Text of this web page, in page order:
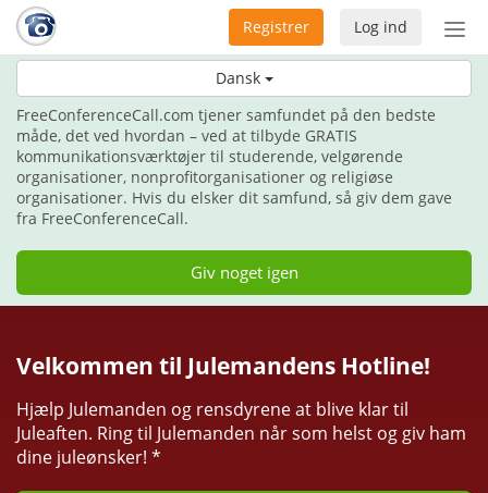
Dansk
Slå
Log ind
Registrer
Her til jul, giv gaven af kommunikation.
FreeConferenceCall.com tjener samfundet på den bedste
måde, det ved hvordan – ved at tilbyde GRATIS
kommunikationsværktøjer til studerende, velgørende
organisationer, nonprofitorganisationer og religiøse
organisationer. Hvis du elsker dit samfund, så giv dem gave
fra FreeConferenceCall.
Giv noget igen
Velkommen til Julemandens Hotline!
Hjælp Julemanden og rensdyrene at blive klar til
Juleaften. Ring til Julemanden når som helst og giv ham
dine juleønsker! *